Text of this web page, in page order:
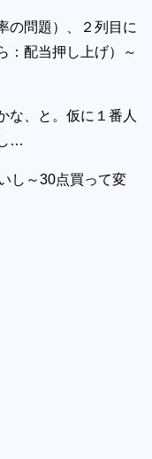
の問題）、２列目に
：配当押し上げ）～
な、と。仮に１番人
…
し～30点買って変